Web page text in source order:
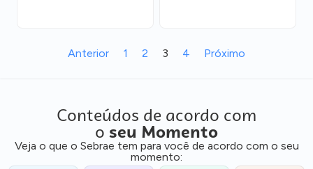
Anterior 1 2 3 4 Próximo
Conteúdos de acordo com
o seu Momento
Veja o que o Sebrae tem para você de acordo com o seu
momento: